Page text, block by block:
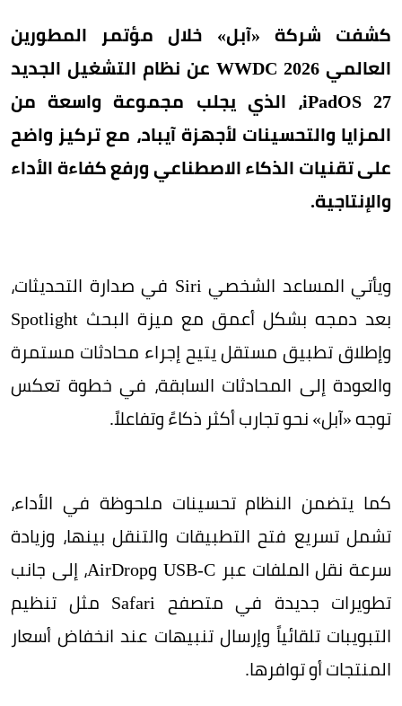
كشفت شركة «آبل» خلال مؤتمر المطورين
العالمي WWDC 2026 عن نظام التشغيل الجديد
iPadOS 27، الذي يجلب مجموعة واسعة من
المزايا والتحسينات لأجهزة آيباد، مع تركيز واضح
على تقنيات الذكاء الاصطناعي ورفع كفاءة الأداء
والإنتاجية.
ويأتي المساعد الشخصي Siri في صدارة التحديثات،
بعد دمجه بشكل أعمق مع ميزة البحث Spotlight
وإطلاق تطبيق مستقل يتيح إجراء محادثات مستمرة
والعودة إلى المحادثات السابقة، في خطوة تعكس
توجه «آبل» نحو تجارب أكثر ذكاءً وتفاعلاً.
كما يتضمن النظام تحسينات ملحوظة في الأداء،
تشمل تسريع فتح التطبيقات والتنقل بينها، وزيادة
سرعة نقل الملفات عبر USB-C وAirDrop، إلى جانب
تطويرات جديدة في متصفح Safari مثل تنظيم
التبويبات تلقائياً وإرسال تنبيهات عند انخفاض أسعار
المنتجات أو توافرها.